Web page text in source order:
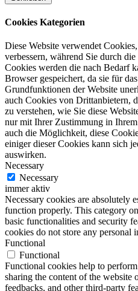
Cookies Kategorien
Diese Website verwendet
verbessern, während Sie durch
Cookies werden die nach Bedarf
Browser gespeichert, da sie für
Grundfunktionen der Website
auch Cookies von Drittanbietern,
zu verstehen, wie Sie diese
nur mit Ihrer Zustimmung in
auch die Möglichkeit, diese
einiger dieser Cookies kann sich
auswirken.
Necessary
Necessary
immer aktiv
Necessary cookies are absolutely
function properly. This category
basic functionalities and security
cookies do not store any personal
Functional
Functional
Functional cookies help to
sharing the content of the website
feedbacks, and other third-party